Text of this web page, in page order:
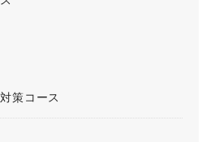
策コース